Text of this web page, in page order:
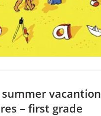
summer vacantion
– first grade